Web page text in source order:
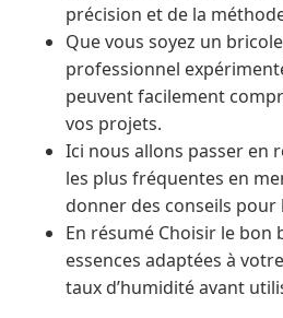
précision et de la
Que vous soyez un
professionnel
peuvent facilement
vos projets.
Ici nous allons passer en
les plus fréquentes en
donner des conseils pour
En résumé Choisir le bon
essences adaptées à
taux d’humidité avant